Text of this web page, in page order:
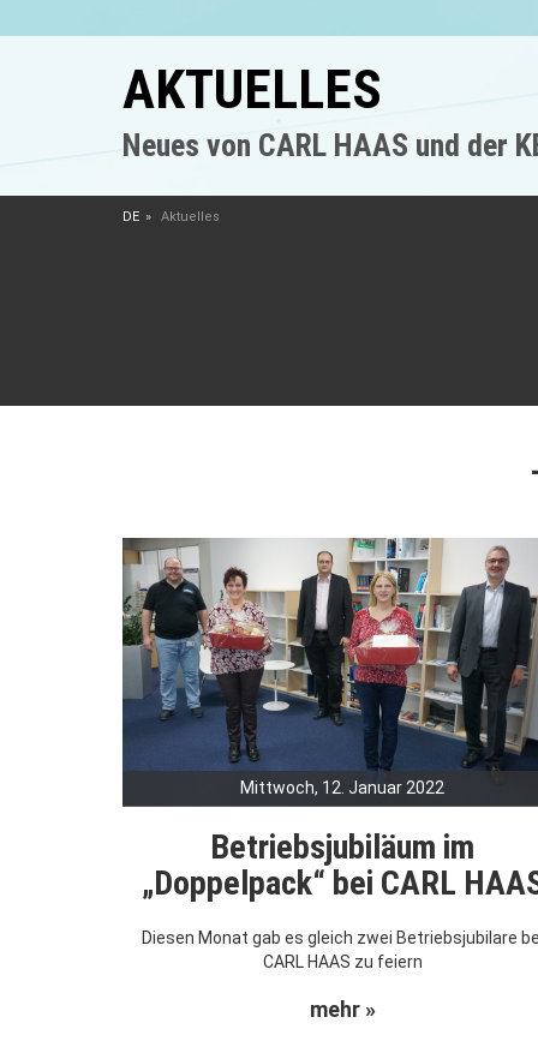
AKTUELLES
Neues von CARL HAAS und der
DE Aktuelles
Mittwoch, 12. Januar 2022
Betriebsjubiläum im
„Doppelpack“ bei CARL
Diesen Monat gab es gleich zwei Betriebsjubilare
CARL HAAS zu feiern
mehr »